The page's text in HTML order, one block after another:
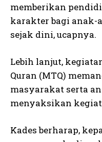
memberikan
karakter bagi anak-
sejak dini, ucapnya.
Lebih lanjut,
Quran (MTQ)
masyarakat serta
menyaksikan
Kades berharap,